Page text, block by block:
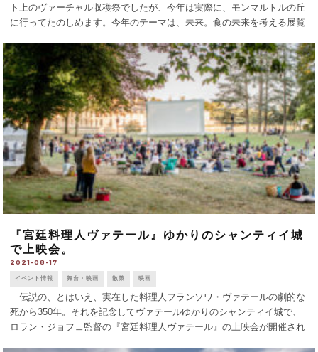
ト上のヴァーチャル収穫祭でしたが、今年は実際に、モンマルトルの丘
に行ってたのしめます。今年のテーマは、未来。食の未来を考える展覧
Future」 [...]
『宮廷料理人ヴァテール』ゆかりのシャンティイ城
で上映会。
2021-08-17
イベント情報 舞台・映画 散策 映画
伝説の、とはいえ、実在した料理人フランソワ・ヴァテールの劇的な
死から350年。それを記念してヴァテールゆかりのシャンティイ城で、
ロラン・ジョフェ監督の『宮廷料理人ヴァテール』の上映会が開催され